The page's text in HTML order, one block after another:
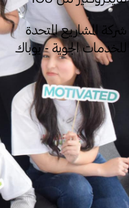
شركة المشاريع المتحدة
للخدمات الجوية - يوباك